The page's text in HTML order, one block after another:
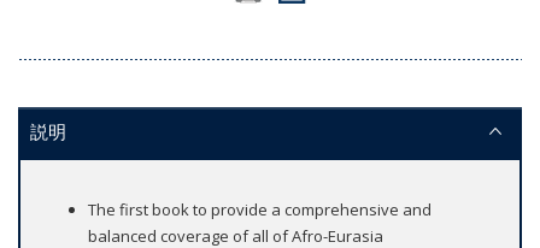
説明
The first book to provide a comprehensive and
balanced coverage of all of Afro-Eurasia